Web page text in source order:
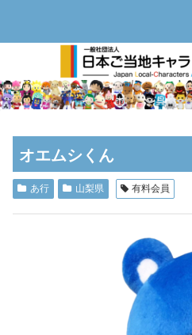
オエムシくん
あ行 山梨県 有料会員